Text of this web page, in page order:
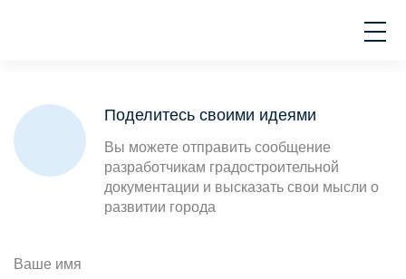
Поделитесь своими идеями
Вы можете отправить сообщение
разработчикам градостроительной
документации и высказать свои мысли о
развитии города
Ваше имя